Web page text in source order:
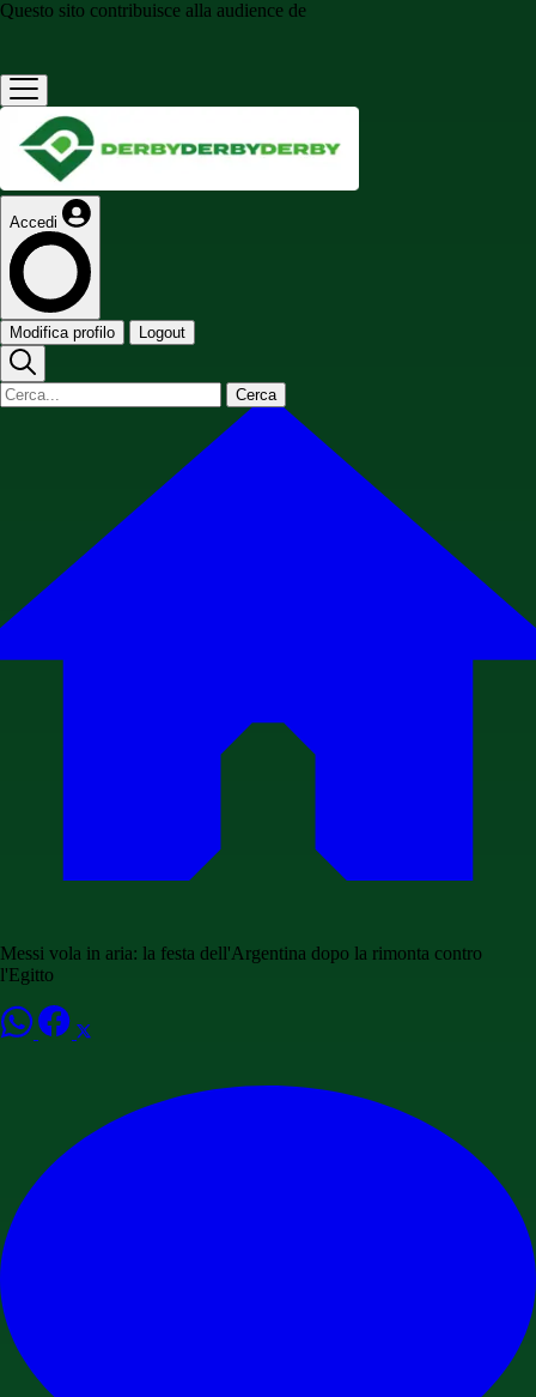
Questo sito contribuisce alla audience de
Accedi
Modifica profilo Logout
Cerca
Messi vola in aria: la festa dell'Argentina dopo la rimonta contro
l'Egitto